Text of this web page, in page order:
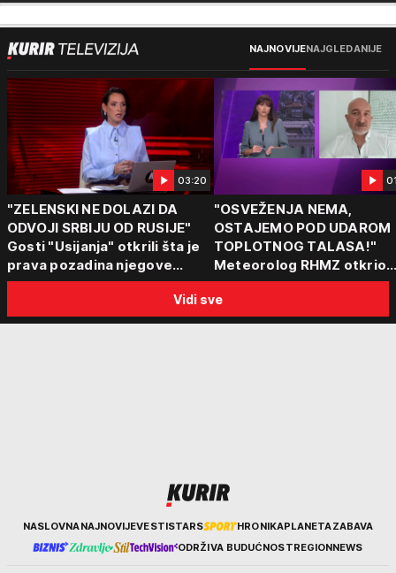
NAJNOVIJENAJGLEDANIJE
03:20
"ZELENSKI NE DOLAZI DA
ODVOJI SRBIJU OD RUSIJE"
Gosti "Usijanja" otkrili šta je
prava pozadina njegove
posete Beogradu
"OSVEŽENJA NEMA,
OSTAJEMO POD UDAROM
TOPLOTNOG TALASA!"
Meteorolog RHMZ otkrio
kakvo vreme nas čeka do
kraja avgusta
Vidi sve
KurirNASLOVNANAJNOVIJEVESTISTARS HRONIKAPLANETAZABAVA
ODRŽIVA BUDUĆNOSTREGIONNEWS